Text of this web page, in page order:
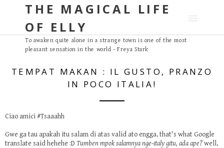
THE MAGICAL LIFE
OF ELLY
To awaken quite alone in a strange town is one of the most
pleasant sensation in the world - Freya Stark
TEMPAT MAKAN : IL GUSTO, PRANZO
IN POCO ITALIA!
Ciao amici #Tsaaahh
Gwe ga tau apakah itu salam di atas valid ato engga, that's what Google
translate said hehehe :D Tumben mpok salamnya nge-italy gitu, ada ape?well,